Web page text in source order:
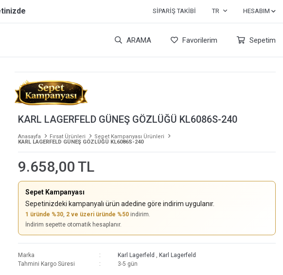
SIPARIŞ TAKIBI TR HESABIM
ARAMA Favorilerim Sepetim
KARL LAGERFELD GÜNEŞ GÖZLÜĞÜ KL6086S-240
Anasayfa Fırsat Ürünleri
Sepet Kampanyası Ürünleri
KARL LAGERFELD GÜNEŞ GÖZLÜĞÜ KL6086S-240
9.658,00 TL
Sepet Kampanyası
Sepetinizdeki kampanyalı ürün adedine göre indirim uygulanır.
1 üründe %30, 2 ve üzeri üründe %50indirim.
İndirim sepette otomatik hesaplanır.
Marka Karl Lagerfeld
Karl Lagerfeld
Tahmini Kargo Süresi
3-5 gün